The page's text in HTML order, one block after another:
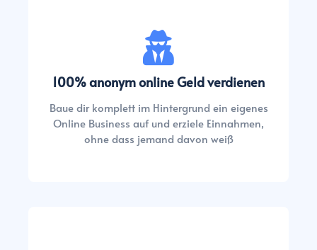
100% anonym online Geld verdienen
Baue dir komplett im Hintergrund ein eigenes
Online Business auf und erziele Einnahmen,
ohne dass jemand davon weiß